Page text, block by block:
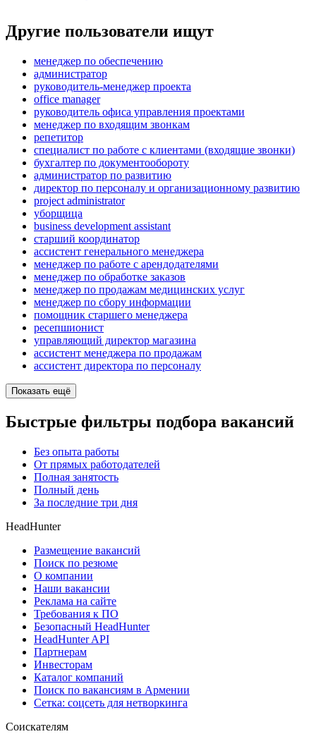
Другие пользователи ищут
менеджер по обеспечению
администратор
руководитель-менеджер проекта
office manager
руководитель офиса управления проектами
менеджер по входящим звонкам
репетитор
специалист по работе с клиентами (входящие звонки)
бухгалтер по документообороту
администратор по развитию
директор по персоналу и организационному развитию
project administrator
уборщица
business development assistant
старший координатор
ассистент генерального менеджера
менеджер по работе с арендодателями
менеджер по обработке заказов
менеджер по продажам медицинских услуг
менеджер по сбору информации
помощник старшего менеджера
ресепшионист
управляющий директор магазина
ассистент менеджера по продажам
ассистент директора по персоналу
Показать ещё
Быстрые фильтры подбора вакансий
Без опыта работы
От прямых работодателей
Полная занятость
Полный день
За последние три дня
HeadHunter
Размещение вакансий
Поиск по резюме
О компании
Наши вакансии
Реклама на сайте
Требования к ПО
Безопасный HeadHunter
HeadHunter API
Партнерам
Инвесторам
Каталог компаний
Поиск по вакансиям в Армении
Сетка: соцсеть для нетворкинга
Соискателям